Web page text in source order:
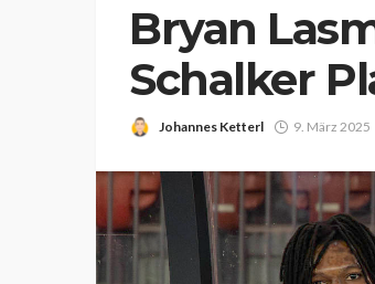
Bryan
Schalker
Johannes Ketterl 9. März 2025